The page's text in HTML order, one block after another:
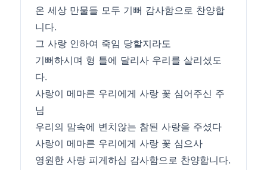
온 세상 만물들 모두 기뻐 감사함으로 찬양합
니다.
그 사랑 인하여 죽임 당할지라도
기뻐하시며 형 틀에 달리사 우리를 살리셨도
다.
사랑이 메마른 우리에게 사랑 꽃 심어주신 주
님
우리의 맘속에 변치않는 참된 사랑을 주셨다
사랑이 메마른 우리에게 사랑 꽃 심으사
영원한 사랑 피게하심 감사함으로 찬양합니다.